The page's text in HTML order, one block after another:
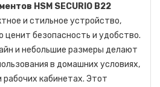
HSM SECURIO B22
и стильное устройство,
ценит безопасность и удобство.
и небольшие размеры делают
в домашних условиях,
кабинетах. Этот